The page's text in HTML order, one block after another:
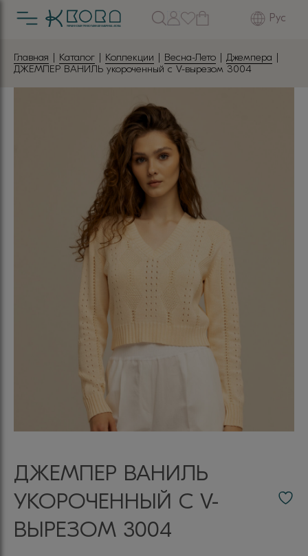
Рус
Главная | Каталог | Коллекции | Весна-Лето | Джемпера |
ДЖЕМПЕР ВАНИЛЬ укороченный с V-вырезом 3004
ДЖЕМПЕР ВАНИЛЬ
УКОРОЧЕННЫЙ С V-
ВЫРЕЗОМ 3004